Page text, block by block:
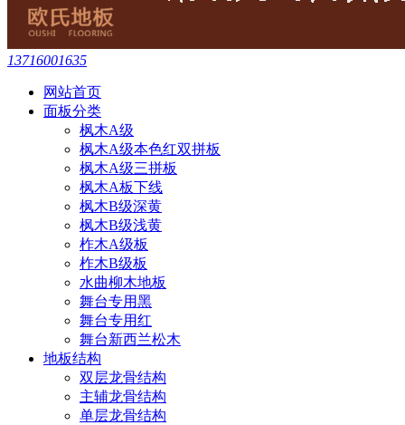
13716001635
网站首页
面板分类
枫木A级
枫木A级本色红双拼板
枫木A级三拼板
枫木A板下线
枫木B级深黄
枫木B级浅黄
柞木A级板
柞木B级板
水曲柳木地板
舞台专用黑
舞台专用红
舞台新西兰松木
地板结构
双层龙骨结构
主辅龙骨结构
单层龙骨结构